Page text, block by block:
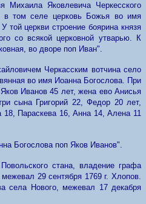
Михаила Яковлевича Черкесского
том селе церковь Божья во имя
той церкви строение боярина князя
со всякой церковной утварью. К
во дворе поп Иван".
Черкасским вотчина село
во имя Иоанна Богослова. При
Иванов 45 лет, жена ево Анисья
сына Григорий 22, Федор 20 лет,
18, Параскева 16, Анна 14, Алена 11
Богослова поп Яков Иванов".
стана, владение графа
29 сентября 1769 г. Хлопов.
села Нового, межевал 17 декабря